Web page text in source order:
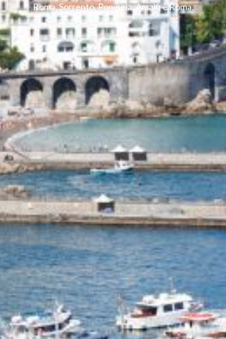
Roma, Sorrento, Pompeia, Amalfi e Roma.